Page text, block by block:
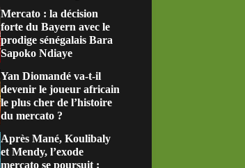
Mercato : la décision
forte du Bayern avec le
prodige sénégalais Bara
Sapoko Ndiaye
Yan Diomandé va-t-il
devenir le joueur africain
le plus cher de l’histoire
du mercato ?
Après Mané, Koulibaly
et Mendy, l’exode
mercato se poursuit :